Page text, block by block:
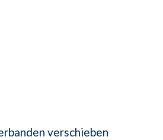
verschieben